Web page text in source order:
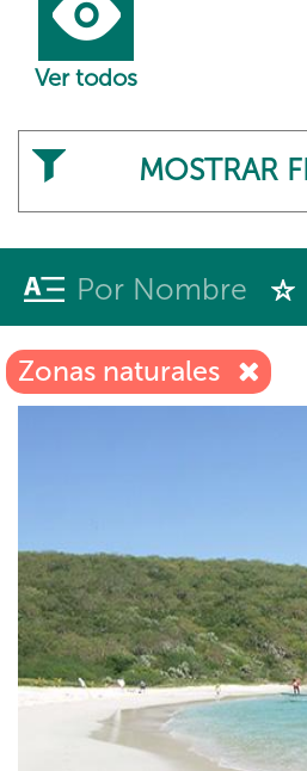
Ver todos
MOSTRAR
Por Nombre
Zonas naturales